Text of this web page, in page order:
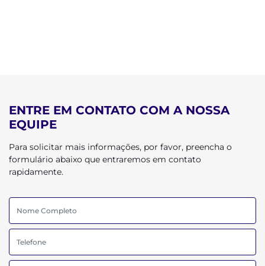
ENTRE EM CONTATO COM A NOSSA
EQUIPE
Para solicitar mais informações, por favor, preencha o
formulário abaixo que entraremos em contato
rapidamente.